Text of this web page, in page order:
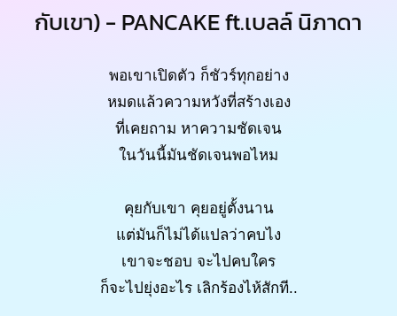
กับเขา) - PANCAKE ft.เบลล์ นิภาดา
พอเขาเปิดตัว ก็ชัวร์ทุกอย่าง
หมดแล้วความหวังที่สร้างเอง
ที่เคยถาม หาความชัดเจน
ในวันนี้มันชัดเจนพอไหม
คุยกับเขา คุยอยู่ตั้งนาน
แต่มันก็ไม่ได้แปลว่าคบไง
เขาจะชอบ จะไปคบใคร
ก็จะไปยุ่งอะไร เลิกร้องไห้สักที..